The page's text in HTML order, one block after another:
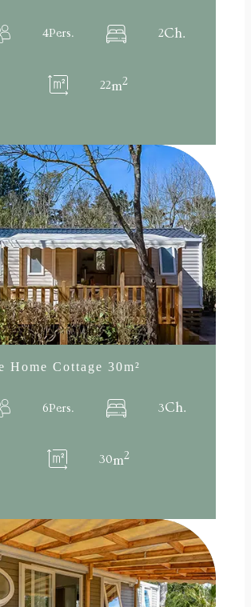
4Pers. 2Ch.
22m2
Home Cottage 30m²
6Pers. 3Ch.
30m2
:
Mobile
Home
COTTAGE
30m²
Mobile
Home
FAMILIAL